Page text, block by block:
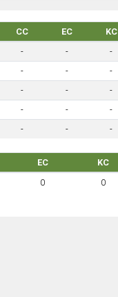
CC EC
KC
- -
-
- -
-
- -
-
- -
-
- - -
EC
KC
0 0